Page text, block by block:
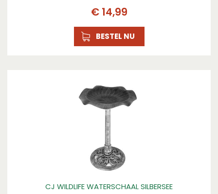
€ 14,99
BESTEL NU
CJ WILDLIFE WATERSCHAAL SILBERSEE